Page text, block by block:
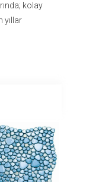
kolay
yıllar